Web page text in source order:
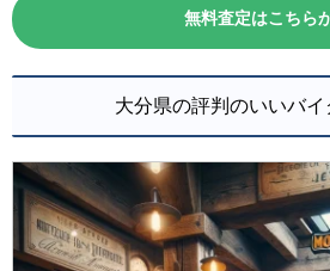
無料査定はこちら
大分県の評判のいいバ